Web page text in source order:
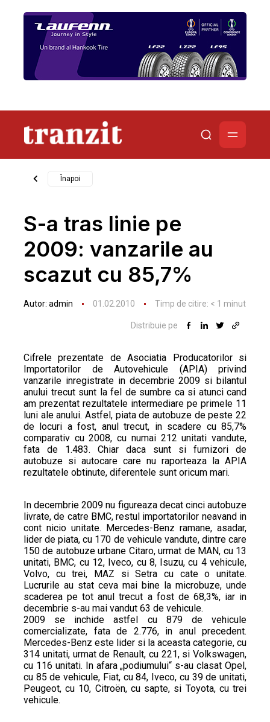
Înapoi
S-a tras linie pe
2009: vanzarile au
scazut cu 85,7%
Autor: admin 01.02.2010 Timp de citire: < 1 minut
Distribuie pe
Cifrele prezentate de Asociatia Producatorilor si
Importatorilor de Autovehicule (APIA) privind
vanzarile inregistrate in decembrie 2009 si bilantul
anului trecut sunt la fel de sumbre ca si atunci cand
am prezentat rezultatele intermediare pe primele 11
luni ale anului. Astfel, piata de autobuze de peste 22
de locuri a fost, anul trecut, in scadere cu 85,7%
comparativ cu 2008, cu numai 212 unitati vandute,
fata de 1.483. Chiar daca sunt si furnizori de
autobuze si autocare care nu raporteaza la APIA
rezultatele obtinute, diferentele sunt oricum mari.
In decembrie 2009 nu figureaza decat cinci autobuze
livrate, de catre BMC, restul importatorilor neavand in
cont nicio unitate. Mercedes-Benz ramane, asadar,
lider de piata, cu 170 de vehicule vandute, dintre care
150 de autobuze urbane Citaro, urmat de MAN, cu 13
unitati, BMC, cu 12, Iveco, cu 8, Isuzu, cu 4 vehicule,
Volvo, cu trei, MAZ si Setra cu cate o unitate.
Lucrurile au stat ceva mai bine la microbuze, unde
scaderea pe tot anul trecut a fost de 68,3%, iar in
decembrie s-au mai vandut 63 de vehicule.
2009 se inchide astfel cu 879 de vehicule
comercializate, fata de 2.776, in anul precedent.
Mercedes-Benz este lider si la aceasta categorie, cu
314 unitati, urmat de Renault, cu 221, si Volkswagen,
cu 116 unitati. In afara „podiumului“ s-au clasat Opel,
cu 85 de vehicule, Fiat, cu 84, Iveco, cu 39 de unitati,
Peugeot, cu 10, Citroën, cu sapte, si Toyota, cu trei
vehicule.